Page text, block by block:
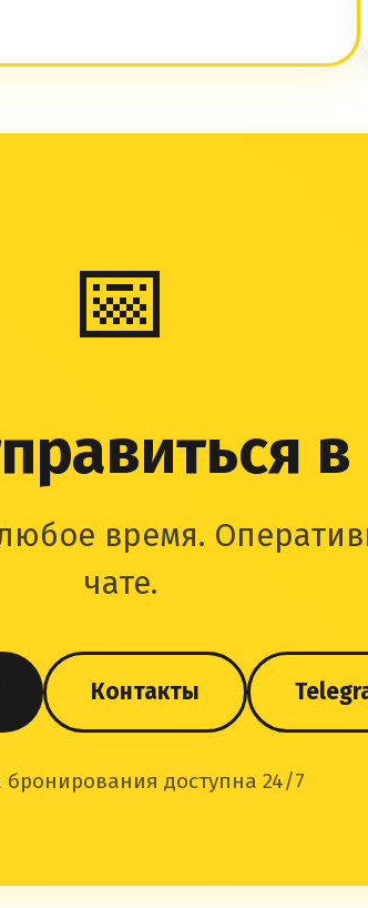
📅
в
время.
чате.
Контакты
доступна 24/7